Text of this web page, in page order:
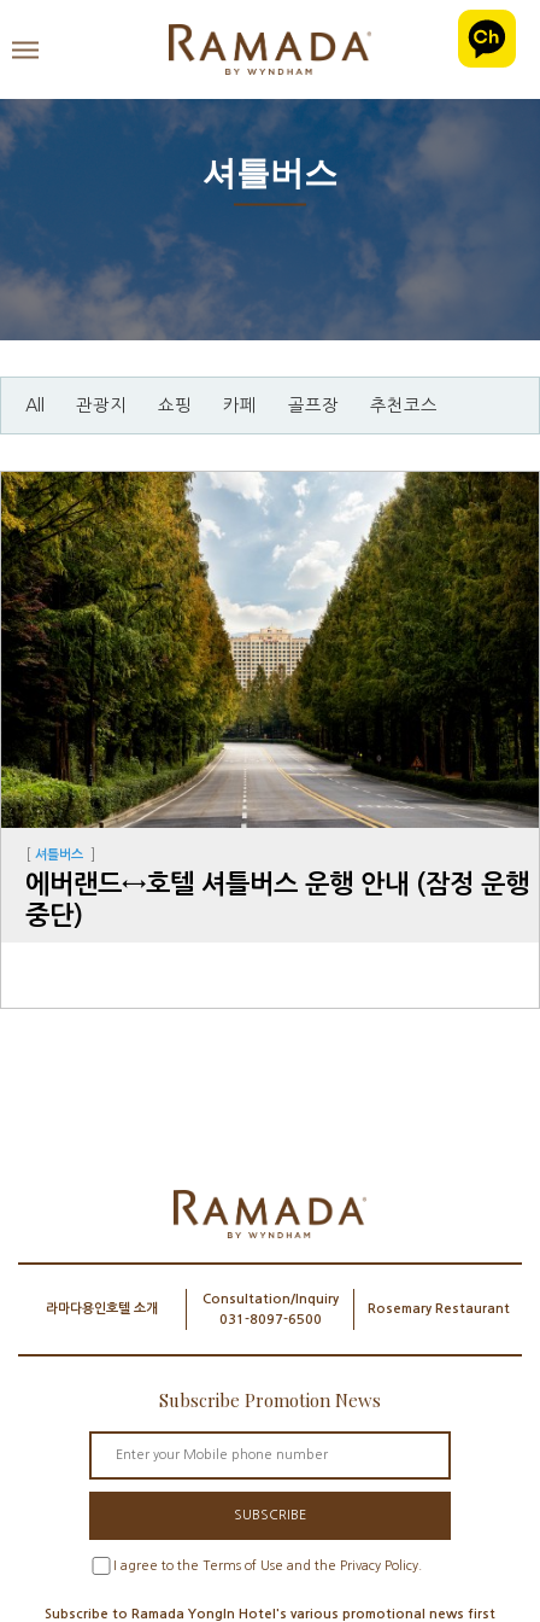
셔틀버스
All 관광지 쇼핑 카페 골프장 추천코스
셔틀버스
에버랜드↔호텔 셔틀버스 운행 안내 (잠정 운행
중단)
라마다용인호텔 소개
Consultation/Inquiry
031-8097-6500
Rosemary Restaurant
Subscribe Promotion News
SUBSCRIBE
I agree to the Terms of Use and the Privacy Policy.
Subscribe to Ramada YongIn Hotel's various promotional news first